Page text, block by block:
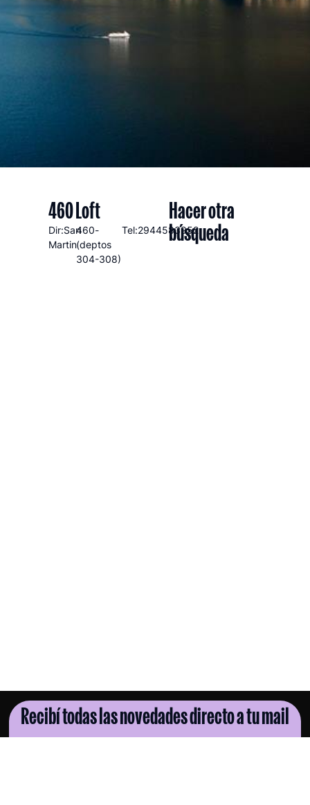
460 Loft
Dir:San
Martin
460-
(deptos
304-308)
Tel:2944583952
Hacer otra
búsqueda
Recibí todas las novedades directo a tu mail